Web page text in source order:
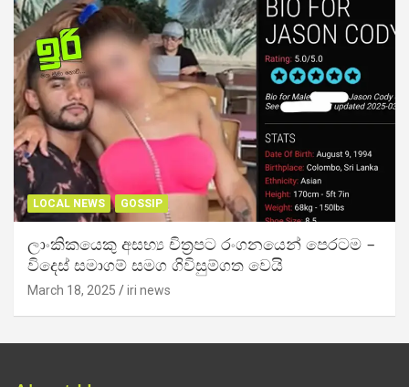
LOCAL NEWS GOSSIP
ලාංකිකයෙකු අසභ්‍ය චිත්‍රපට රංගනයෙන් පෙරටම –
විදෙස් සමාගම් සමග ගිවිසුම්ගත වෙයි
March 18, 2025 iri news